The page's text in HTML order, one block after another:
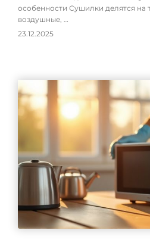
особенности Сушилки делятся на
воздушные, …
23.12.2025